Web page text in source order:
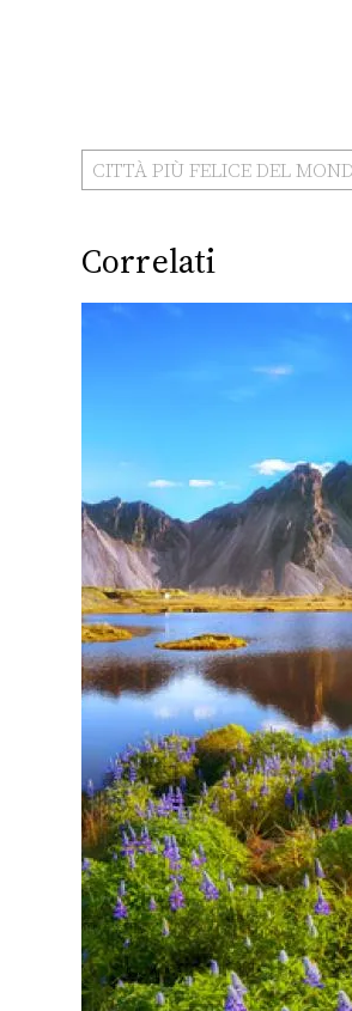
CITTÀ PIÙ FELICE DEL
Correlati